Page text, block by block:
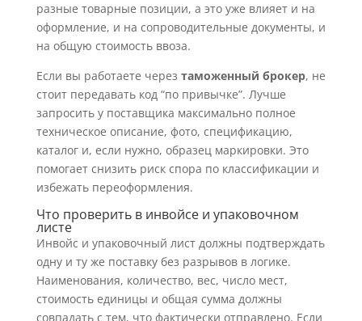
разные товарные позиции, а это уже влияет и на
оформление, и на сопроводительные документы, и
на общую стоимость ввоза.
Если вы работаете через таможенный брокер, не
стоит передавать код “по привычке”. Лучше
запросить у поставщика максимально полное
техническое описание, фото, спецификацию,
каталог и, если нужно, образец маркировки. Это
помогает снизить риск спора по классификации и
избежать переоформления.
Что проверить в инвойсе и упаковочном
листе
Инвойс и упаковочный лист должны подтверждать
одну и ту же поставку без разрывов в логике.
Наименования, количество, вес, число мест,
стоимость единицы и общая сумма должны
совпадать с тем, что фактически отправлено. Если